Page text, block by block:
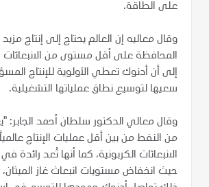
على الطاقة.
وقال معاليه إن العالم يحتاج إلى إنتاج
المحافظة على أقل مستوى من الانبعاثات
إلى أن أدنوك تعطي الأولوية للإنتاج
سعيها لتوسيع نطاق عملياتها التشغيلية.
وقال معالي الدكتور سلطان أحمد الجابر:
من النفط من بين أقل عمليات الإنتاج
الانبعاثات الكربونية، كما أنها تُعد رائدة
حيث انخفاض مستويات انبعاث غاز الميثان،